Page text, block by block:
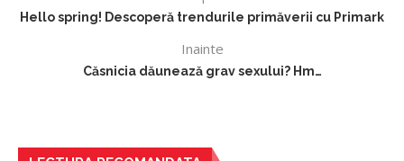
Hello spring! Descoperă trendurile primăverii cu Primark
Inainte
Căsnicia dăunează grav sexului? Hm…